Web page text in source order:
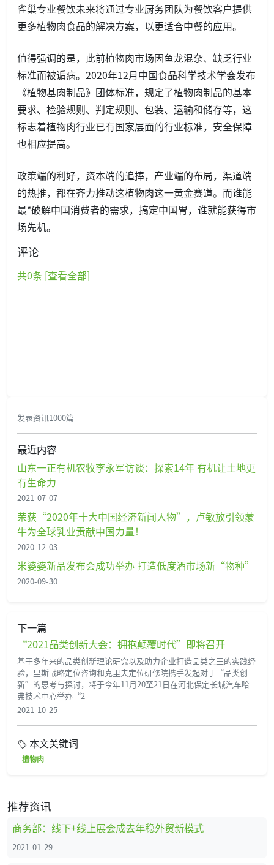
雀巢专业餐饮未来将通过专业厨务团队为餐饮客户提供
更多植物肉食品的解决方案，以更适合中餐的应用。
值得强调的是，此前植物肉市场因鱼龙混杂、缺乏行业
标准而被诟病。2020年12月中国食品科学技术学会发布
《植物基肉制品》团体标准，规定了植物肉制品的基本
要求、检验规则、判定规则、包装、运输和储存等，这
标志着植物肉行业已有国家层面的行业标准，安全保障
也相应提高。
政策端的利好，资本端的追捧，产业端的布局，渠道端
的热推，都在齐力推动这植物肉这一黄金赛道。而谁能
最*破解中国消费者的需求，搞定中国胃，谁就能获得市
场先机。
评论
共0条 [查看全部]
发表资讯1000篇
最近内容
山东一正有机农牧李永军访谈：探索14年 有机让土地更
有生命力
2021-07-07
荣获“2020年十大中国经济新闻人物”，卢敏放引领蒙
牛为全球乳业贡献中国力量！
2020-12-03
米婆婆新品发布会成功举办 打造低度酒市场新“物种”
2020-09-30
下一篇
“2021品类创新大会：拥抱颠覆时代”即将召开
基于多年来的品类创新理论研究以及助力企业打造品类之王的实践经
验，里斯战略定位咨询和克里夫定位研修院携手发起对于“品类创
新”的思考与探讨，将于今年11月20至21日在河北保定长城汽车哈
弗技术中心举办“2
2021-10-25
本文关键词
植物肉
推荐资讯
商务部：线下+线上展会成去年稳外贸新模式
2021-01-29